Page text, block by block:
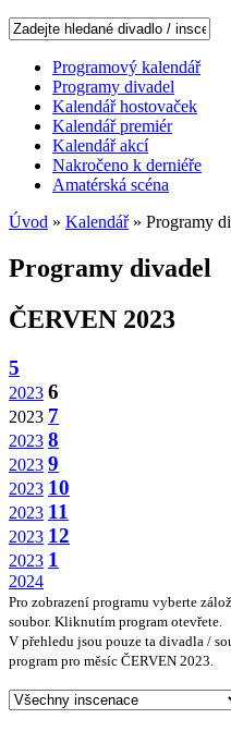
Programový kalendář
Programy divadel
Kalendář hostovaček
Kalendář premiér
Kalendář akcí
Nakročeno k derniéře
Amatérská scéna
Úvod » Kalendář» Programy
Programy divadel
ČERVEN 2023
5
2023 6
2023 7
2023 8
2023 9
2023 10
2023 11
2023 12
2023 1
2024
Pro zobrazení programu vyberte
soubor. Kliknutím program otevřete.
V přehledu jsou pouze ta divadla /
program pro měsíc ČERVEN 2023.